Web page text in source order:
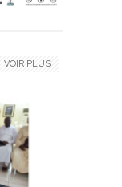
VOIR PLUS